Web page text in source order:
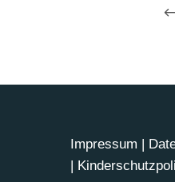
Impressum |
|